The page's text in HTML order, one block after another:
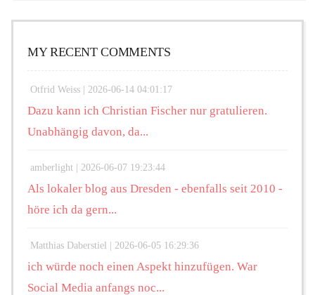
MY RECENT COMMENTS
Otfrid Weiss | 2026-06-14 04:01:17
Dazu kann ich Christian Fischer nur gratulieren.
Unabhängig davon, da...
amberlight | 2026-06-07 19:23:44
Als lokaler blog aus Dresden - ebenfalls seit 2010 -
höre ich da gern...
Matthias Daberstiel | 2026-06-05 16:29:36
ich würde noch einen Aspekt hinzufügen. War
Social Media anfangs noc...